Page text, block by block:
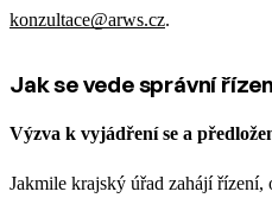
konzultace@arws.cz.
Jak se vede správní
Výzva k vyjádření se a
Jakmile krajský úřad zahájí řízení,